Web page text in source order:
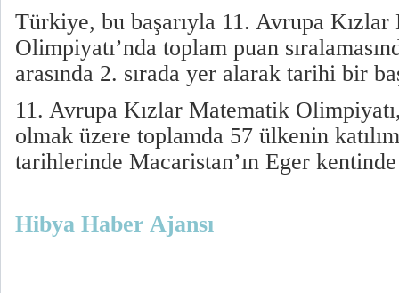
Türkiye, bu başarıyla 11. Avrupa
Olimpiyatı’nda toplam puan
arasında 2. sırada yer alarak tarihi bir
11. Avrupa Kızlar Matematik
olmak üzere toplamda 57 ülkenin
tarihlerinde Macaristan’ın Eger
Hibya Haber Ajansı